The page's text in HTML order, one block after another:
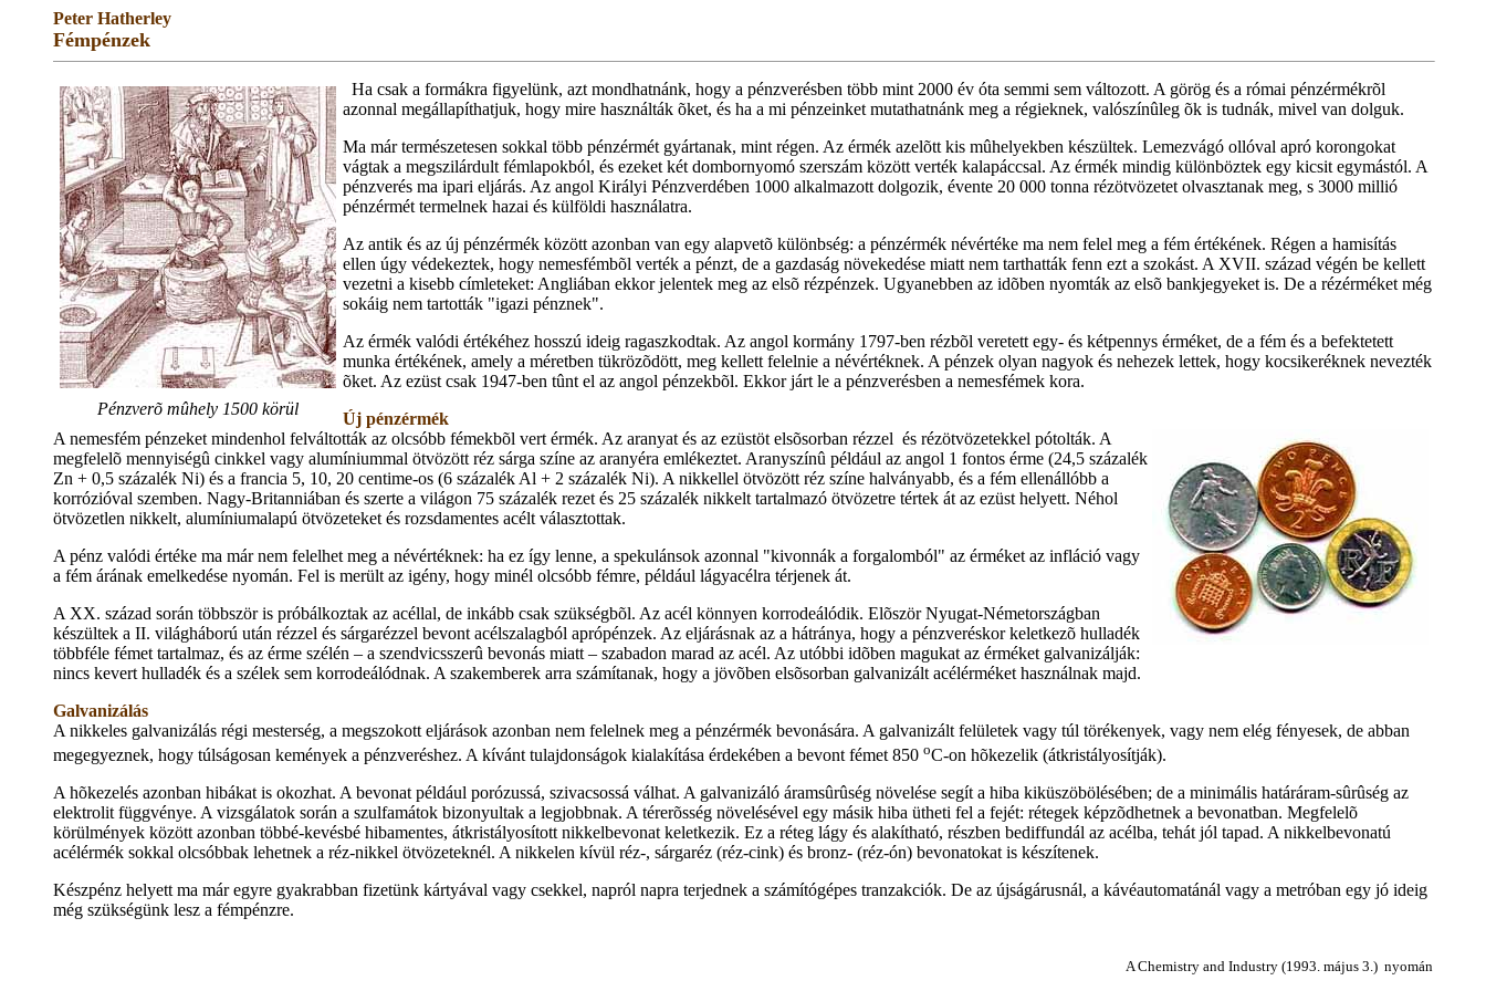
Peter Hatherley
Fémpénzek
Pénzverõ mûhely 1500 körül
Ha csak a formákra figyelünk, azt mondhatnánk, hogy a pénzverésben több mint 2000 év óta semmi sem változott. A görög és a római pénzérmékrõl
azonnal megállapíthatjuk, hogy mire használták õket, és ha a mi pénzeinket mutathatnánk meg a régieknek, valószínûleg õk is tudnák, mivel van dolguk.
Ma már természetesen sokkal több pénzérmét gyártanak, mint régen. Az érmék azelõtt kis mûhelyekben készültek. Lemezvágó ollóval apró korongokat
vágtak a megszilárdult fémlapokból, és ezeket két dombornyomó szerszám között verték kalapáccsal. Az érmék mindig különböztek egy kicsit egymástól. A
pénzverés ma ipari eljárás. Az angol Királyi Pénzverdében 1000 alkalmazott dolgozik, évente 20 000 tonna rézötvözetet olvasztanak meg, s 3000 millió
pénzérmét termelnek hazai és külföldi használatra.
Az antik és az új pénzérmék között azonban van egy alapvetõ különbség: a pénzérmék névértéke ma nem felel meg a fém értékének. Régen a hamisítás
ellen úgy védekeztek, hogy nemesfémbõl verték a pénzt, de a gazdaság növekedése miatt nem tarthatták fenn ezt a szokást. A XVII. század végén be kellett
vezetni a kisebb címleteket: Angliában ekkor jelentek meg az elsõ rézpénzek. Ugyanebben az idõben nyomták az elsõ bankjegyeket is. De a rézérméket még
sokáig nem tartották "igazi pénznek".
Az érmék valódi értékéhez hosszú ideig ragaszkodtak. Az angol kormány 1797-ben rézbõl veretett egy- és kétpennys érméket, de a fém és a befektetett
munka értékének, amely a méretben tükrözõdött, meg kellett felelnie a névértéknek. A pénzek olyan nagyok és nehezek lettek, hogy kocsikeréknek nevezték
õket. Az ezüst csak 1947-ben tûnt el az angol pénzekbõl. Ekkor járt le a pénzverésben a nemesfémek kora.
Új pénzérmék
A nemesfém pénzeket mindenhol felváltották az olcsóbb fémekbõl vert érmék. Az aranyat és az ezüstöt elsõsorban rézzel és rézötvözetekkel pótolták. A
megfelelõ mennyiségû cinkkel vagy alumíniummal ötvözött réz sárga színe az aranyéra emlékeztet. Aranyszínû például az angol 1 fontos érme (24,5 százalék
Zn + 0,5 százalék Ni) és a francia 5, 10, 20 centime-os (6 százalék Al + 2 százalék Ni). A nikkellel ötvözött réz színe halványabb, és a fém ellenállóbb a
korrózióval szemben. Nagy-Britanniában és szerte a világon 75 százalék rezet és 25 százalék nikkelt tartalmazó ötvözetre tértek át az ezüst helyett. Néhol
ötvözetlen nikkelt, alumíniumalapú ötvözeteket és rozsdamentes acélt választottak.
A pénz valódi értéke ma már nem felelhet meg a névértéknek: ha ez így lenne, a spekulánsok azonnal "kivonnák a forgalomból" az érméket az infláció vagy
a fém árának emelkedése nyomán. Fel is merült az igény, hogy minél olcsóbb fémre, például lágyacélra térjenek át.
A XX. század során többször is próbálkoztak az acéllal, de inkább csak szükségbõl. Az acél könnyen korrodeálódik. Elõször Nyugat-Németországban
készültek a II. világháború után rézzel és sárgarézzel bevont acélszalagból aprópénzek. Az eljárásnak az a hátránya, hogy a pénzveréskor keletkezõ hulladék
többféle fémet tartalmaz, és az érme szélén – a szendvicsszerû bevonás miatt – szabadon marad az acél. Az utóbbi idõben magukat az érméket galvanizálják:
nincs kevert hulladék és a szélek sem korrodeálódnak. A szakemberek arra számítanak, hogy a jövõben elsõsorban galvanizált acélérméket használnak majd.
Galvanizálás
A nikkeles galvanizálás régi mesterség, a megszokott eljárások azonban nem felelnek meg a pénzérmék bevonására. A galvanizált felületek vagy túl törékenyek, vagy nem elég fényesek, de abban
megegyeznek, hogy túlságosan kemények a pénzveréshez. A kívánt tulajdonságok kialakítása érdekében a bevont fémet 850 oC-on hõkezelik (átkristályosítják).
A hõkezelés azonban hibákat is okozhat. A bevonat például porózussá, szivacsossá válhat. A galvanizáló áramsûrûség növelése segít a hiba kiküszöbölésében; de a minimális határáram-sûrûség az
elektrolit függvénye. A vizsgálatok során a szulfamátok bizonyultak a legjobbnak. A térerõsség növelésével egy másik hiba ütheti fel a fejét: rétegek képzõdhetnek a bevonatban. Megfelelõ
körülmények között azonban többé-kevésbé hibamentes, átkristályosított nikkelbevonat keletkezik. Ez a réteg lágy és alakítható, részben bediffundál az acélba, tehát jól tapad. A nikkelbevonatú
acélérmék sokkal olcsóbbak lehetnek a réz-nikkel ötvözeteknél. A nikkelen kívül réz-, sárgaréz (réz-cink) és bronz- (réz-ón) bevonatokat is készítenek.
Készpénz helyett ma már egyre gyakrabban fizetünk kártyával vagy csekkel, napról napra terjednek a számítógépes tranzakciók. De az újságárusnál, a kávéautomatánál vagy a metróban egy jó ideig
még szükségünk lesz a fémpénzre.
A Chemistry and Industry (1993. május 3.) nyomán